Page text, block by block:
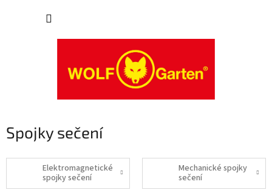
Spojky sečení
Elektromagnetické
spojky sečení
Mechanické spojky
sečení